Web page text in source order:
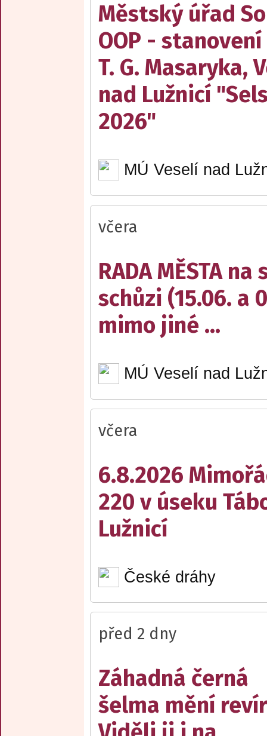
Městský úřad
OOP -
T. G. Masaryka,
nad Lužnicí
2026"
MÚ Veselí nad
včera
RADA MĚSTA na
schůzi (15.06. a
mimo jiné ...
MÚ Veselí nad
včera
6.8.2026
220 v úseku
Lužnicí
České dráhy
před 2 dny
Záhadná černá
šelma mění